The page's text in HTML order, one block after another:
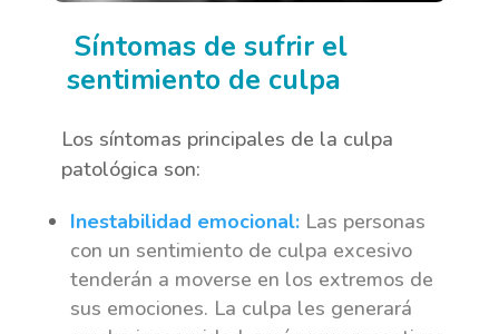
Síntomas de sufrir el
sentimiento de culpa
Los síntomas principales de la culpa
patológica son:
Inestabilidad emocional: Las personas
con un sentimiento de culpa excesivo
tenderán a moverse en los extremos de
sus emociones. La culpa les generará